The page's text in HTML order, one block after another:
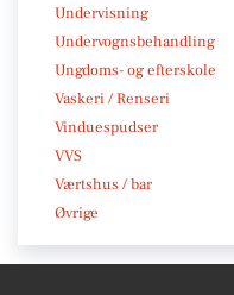
Undervisning
Undervognsbehandling
Ungdoms- og efterskole
Vaskeri / Renseri
Vinduespudser
VVS
Værtshus / bar
Øvrige